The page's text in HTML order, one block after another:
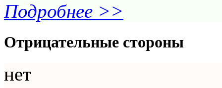
Подробнее >>
Отрицательные стороны
нет